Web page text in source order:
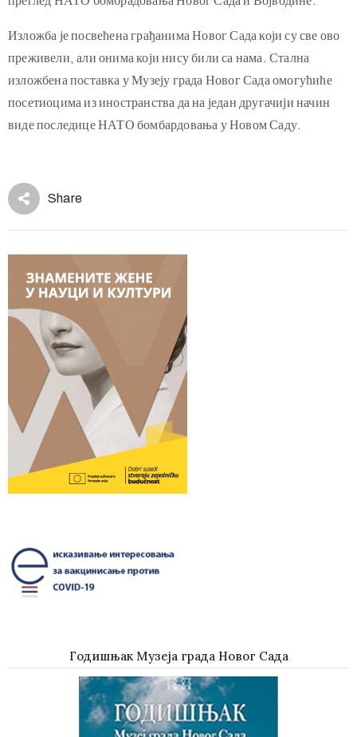
Изложба је посвећена грађанима Новог Сада који су све ово
преживели, али онима који нису били са нама. Стална
изложбена поставка у Музеју града Новог Сада омогућиће
посетиоцима из иностранства да на један другачији начин
виде последице НАТО бомбардовања у Новом Саду.
Share
Годишњак Музеја града Новог Сада